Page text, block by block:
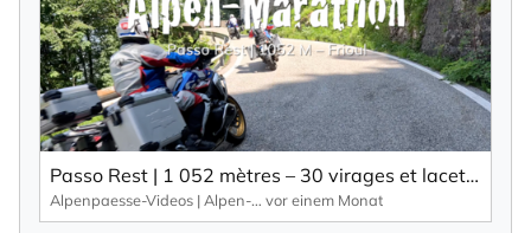
Passo Rest | 1 052 mètres – 30 virages et lacets ainsi qu’une route étroite caractérisent ce col alpin.
Alpenpaesse-Videos | Alpen-Marathon vor einem Monat